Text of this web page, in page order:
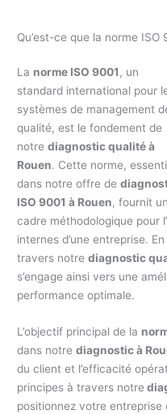
Qu’est-ce que la norme ISO
La norme ISO 9001 , un
standard international pour
systèmes de management
qualité, est le fondement de
notrediagnostic qualité à
Rouen. Cette norme,
dans notre offre de
ISO 9001 à Rouen, fournit un
cadre méthodologique pour
internes d’une entreprise.
travers notrediagnostic
s’engage ainsi vers une
performance optimale.
L’objectif principal de la
dans notrediagnostic à
du client et l’efficacité
principes à travers notre
positionnez votre